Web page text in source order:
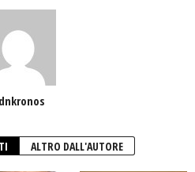
ALTRO DALL'AUTORE